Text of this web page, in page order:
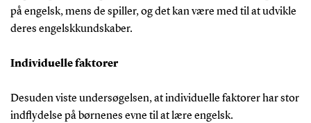
på engelsk, mens de spiller, og det kan være med til at udvikle
deres engelskkundskaber.
Individuelle faktorer
Desuden viste undersøgelsen, at individuelle faktorer har stor
indflydelse på børnenes evne til at lære engelsk.